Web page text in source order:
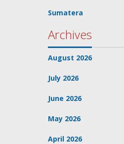
Sumatera
Archives
August 2026
July 2026
June 2026
May 2026
April 2026